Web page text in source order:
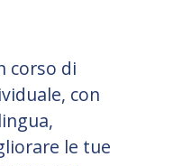
corso di
con
le tue